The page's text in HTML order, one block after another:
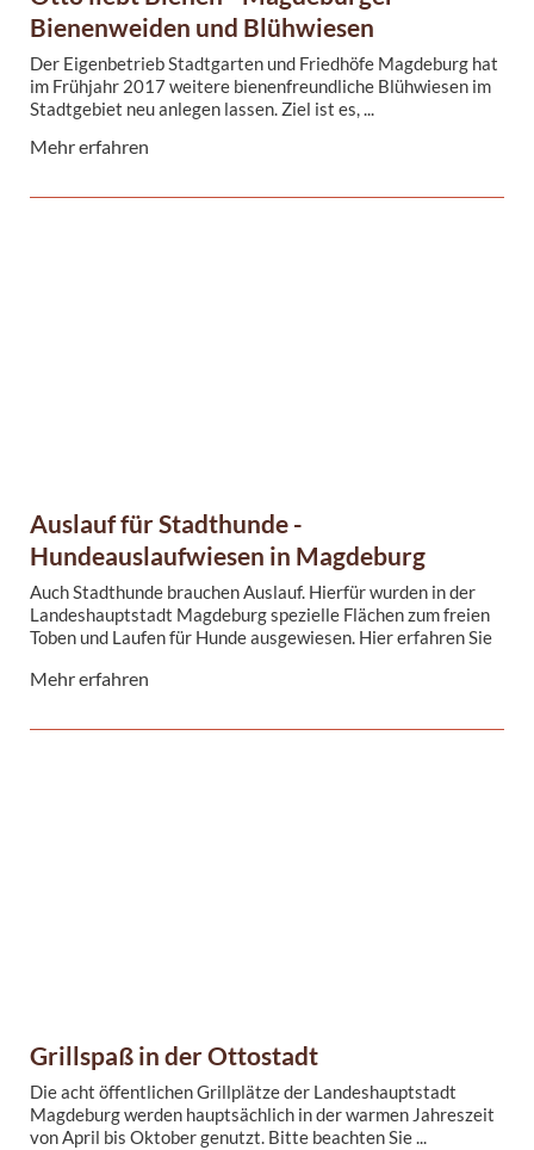
Bienenweiden und Blühwiesen
Der Eigenbetrieb Stadtgarten und Friedhöfe Magdeburg hat
im Frühjahr 2017 weitere bienenfreundliche Blühwiesen im
Stadtgebiet neu anlegen lassen. Ziel ist es, ...
Mehr erfahren
Auslauf für Stadthunde -
Hundeauslaufwiesen in Magdeburg
Auch Stadthunde brauchen Auslauf. Hierfür wurden in der
Landeshauptstadt Magdeburg spezielle Flächen zum freien
Toben und Laufen für Hunde ausgewiesen. Hier erfahren Sie
Hundeauslaufwiesen.
Mehr erfahren
Grillspaß in der Ottostadt
Die acht öffentlichen Grillplätze der Landeshauptstadt
Magdeburg werden hauptsächlich in der warmen Jahreszeit
von April bis Oktober genutzt. Bitte beachten Sie ...